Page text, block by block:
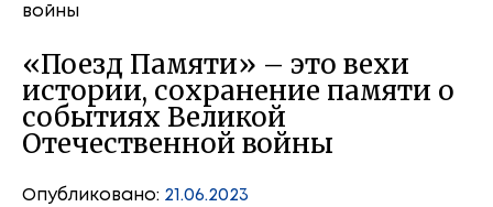
войны
«Поезд Памяти» – это вехи
истории, сохранение памяти о
событиях Великой
Отечественной войны
Опубликовано: 21.06.2023